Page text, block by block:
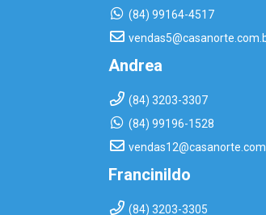
(84) 99164-4517
Andrea
(84) 3203-3307
(84) 99196-1528
Francinildo
(84) 3203-3305